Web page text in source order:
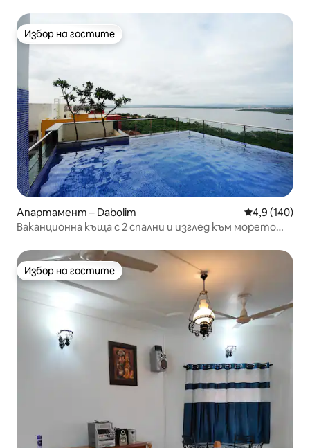
Избор на гостите
Избор на гостите
Апартамент – Dabolim Средна
4,9 (140)
Ваканционна къща с 2 спални и изглед към морето
Избор на гостите
Избор на гостите